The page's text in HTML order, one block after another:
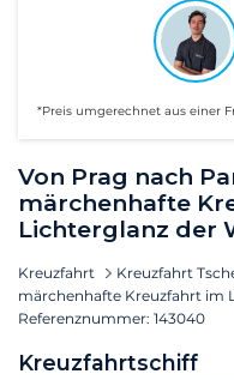
Von Prag nach
märchenhafte
Lichterglanz der
Kreuzfahrt Kreuzfahrt
märchenhafte Kreuzfahrt im
Referenznummer: 143040
Kreuzfahrtschiff
*Preis umgerechnet aus einer